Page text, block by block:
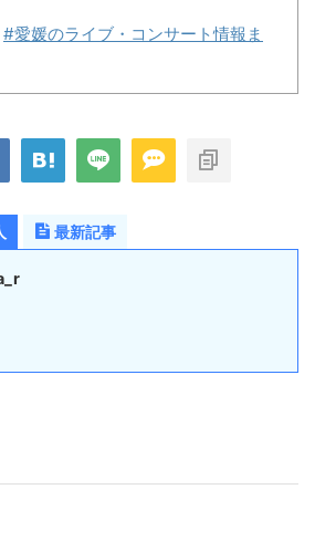
#愛媛のライブ・コンサート情報ま
最新記事